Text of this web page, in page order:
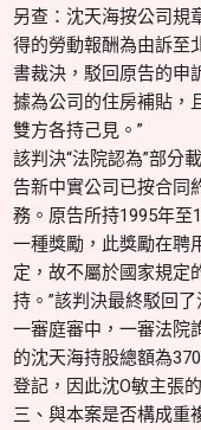
另查：沈天海按公司規
得的勞動報酬為由訴至
書裁決，駁回原告的申
據為公司的住房補貼，
雙方各持己見。”
該判決“法院認為”部分
告新中實公司已按合同
務。原告所持1995年
一種獎勵，此獎勵在聘
定，故不屬於國家規定
持。”該判決最終駁回
一審庭審中，一審法院
的沈天海持股總額為
登記，因此沈O敏主張
三、與本案是否構成重